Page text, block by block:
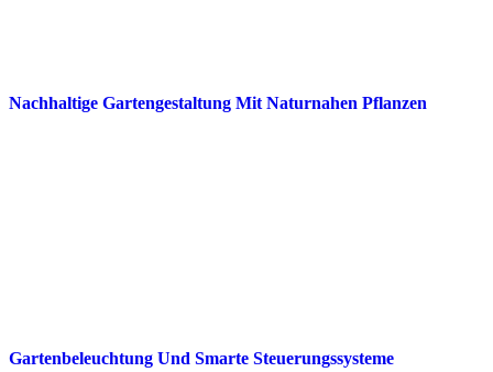
Nachhaltige Gartengestaltung Mit Naturnahen Pflanzen
Gartenbeleuchtung Und Smarte Steuerungssysteme